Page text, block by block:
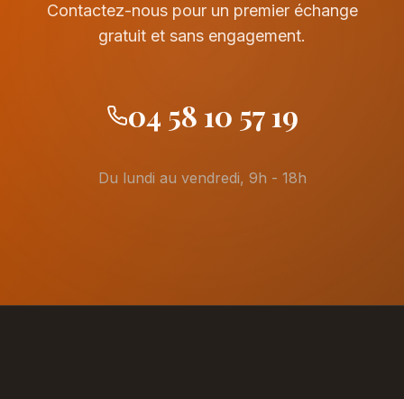
Contactez-nous pour un premier échange
gratuit et sans engagement.
04 58 10 57 19
Du lundi au vendredi, 9h - 18h